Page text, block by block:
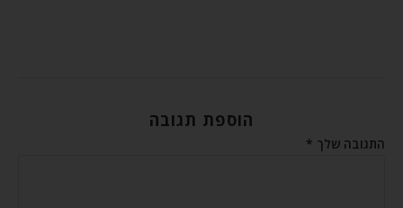
הוספת תגובה
התגובה שלך *